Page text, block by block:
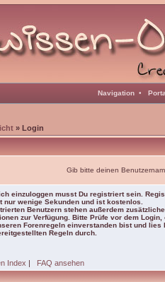
Navigation •
» Login
Gib bitte deinen
einzuloggen musst Du registriert sein.
nur wenige Sekunden und ist kostenlos.
Benutzern stehen außerdem zusätzliche
zur Verfügung. Bitte Prüfe vor dem Login,
Forenregeln einverstanden bist und lies
Regeln durch.
Index | FAQ ansehen